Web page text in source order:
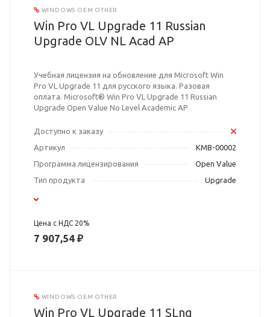
WINDOWS OEM OTHER
Win Pro VL Upgrade 11 Russian
Upgrade OLV NL Acad AP
Учебная лицензия на обновление для Microsoft Win
Pro VL Upgrade 11 для русского языка. Разовая
оплата. Microsoft® Win Pro VL Upgrade 11 Russian
Upgrade Open Value No Level Academic AP
Доступно к заказу
Артикул
KMB-00002
Программа лицензирования
Open Value
Тип продукта
Upgrade
Цена с НДС 20%
7 907,54 ₽
WINDOWS OEM OTHER
Win Pro VL Upgrade 11 SLng